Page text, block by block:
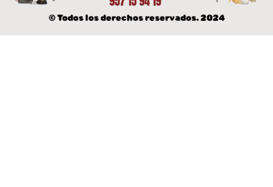
© Todos los derechos reservados. 2024